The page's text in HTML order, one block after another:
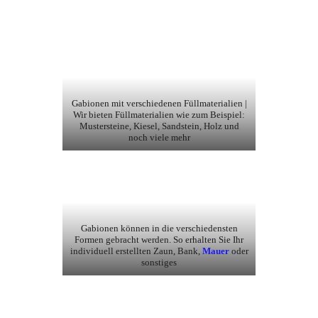
Gabionen mit verschiedenen Füllmaterialien |
Wir bieten Füllmaterialien wie zum Beispiel:
Mustersteine, Kiesel, Sandstein, Holz und
noch viele mehr
Gabionen können in die verschiedensten
Formen gebracht werden. So erhalten Sie Ihr
individuell erstellten Zaun, Bank, Maueroder
sonstiges